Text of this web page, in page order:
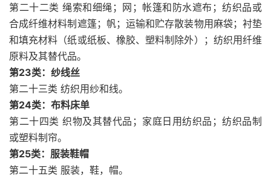
第二十二类 绳索和细绳；网；帐篷和防水遮布；纺织品或
合成纤维材料制遮篷；帆；运输和贮存散装物用麻袋；衬垫
和填充材料（纸或纸板、橡胶、塑料制除外）；纺织用纤维
原料及其替代品。
第23类：纱线丝
第二十三类 纺织用纱和线。
第24类：布料床单
第二十四类 织物及其替代品；家庭日用纺织品；纺织品制
或塑料制帘。
第25类：服装鞋帽
第二十五类 服装，鞋，帽。